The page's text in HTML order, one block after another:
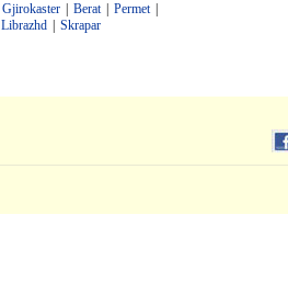
Gjirokaster Berat Permet
Librazhd Skrapar